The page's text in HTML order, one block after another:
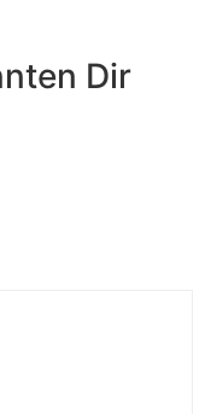
Dir